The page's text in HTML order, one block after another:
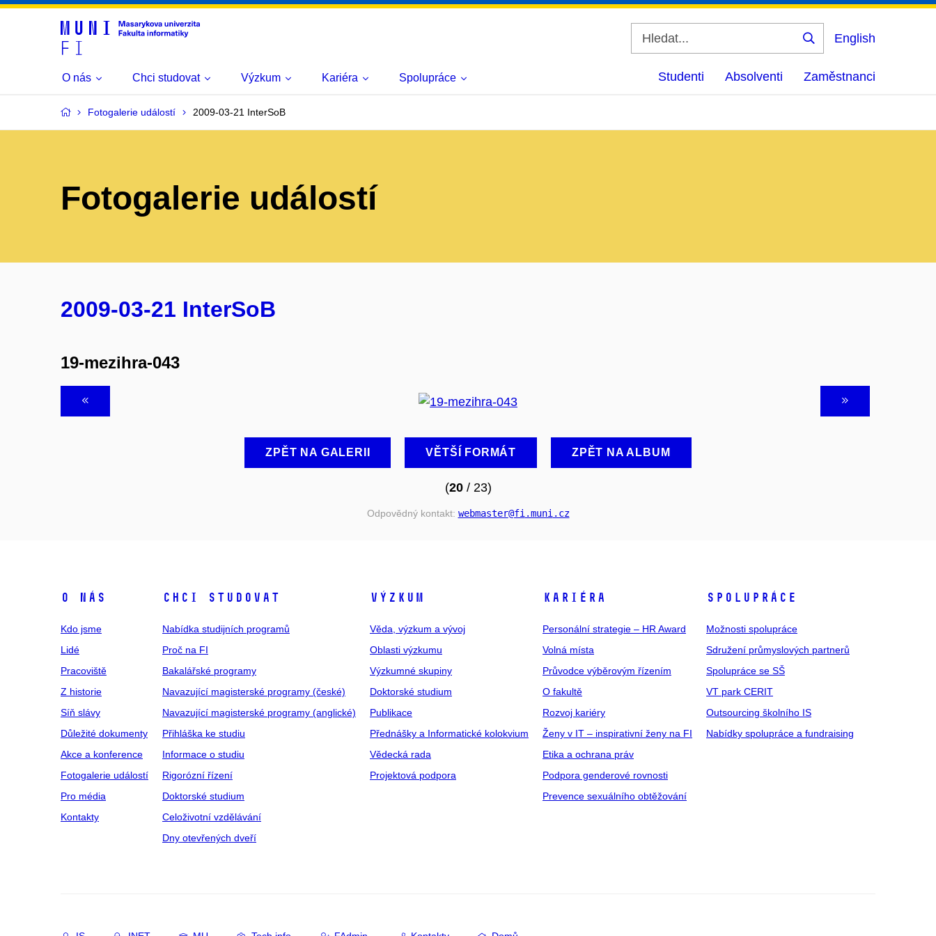
Vyhledat
English
O nás Chci studovat Výzkum Kariéra Spolupráce Studenti Absolventi Zaměstnanci
Fotogalerie událostí 2009-03-21 InterSoB
Fotogalerie událostí
2009-03-21 InterSoB
19-mezihra-043
ZPĚT NA GALERII VĚTŠÍ FORMÁT ZPĚT NA ALBUM
(20/ 23)
Odpovědný kontakt: webmaster@fi .muni .cz
O NÁS
Kdo jsme
Lidé
Pracoviště
Z historie
Síň slávy
Důležité dokumenty
Akce a konference
Fotogalerie událostí
Pro média
Kontakty
CHCI STUDOVAT
Nabídka studijních programů
Proč na FI
Bakalářské programy
Navazující magisterské programy (české)
Navazující magisterské programy (anglické)
Přihláška ke studiu
Informace o studiu
Rigorózní řízení
Doktorské studium
Celoživotní vzdělávání
Dny otevřených dveří
VÝZKUM
Věda, výzkum a vývoj
Oblasti výzkumu
Výzkumné skupiny
Doktorské studium
Publikace
Přednášky a Informatické kolokvium
Vědecká rada
Projektová podpora
KARIÉRA
Personální strategie – HR Award
Volná místa
Průvodce výběrovým řízením
O fakultě
Rozvoj kariéry
Ženy v IT – inspirativní ženy na FI
Etika a ochrana práv
Podpora genderové rovnosti
Prevence sexuálního obtěžování
SPOLUPRÁCE
Možnosti spolupráce
Sdružení průmyslových partnerů
Spolupráce se SŠ
VT park CERIT
Outsourcing školního IS
Nabídky spolupráce a fundraising